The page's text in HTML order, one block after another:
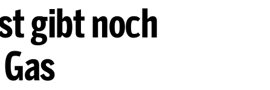
gibt noch